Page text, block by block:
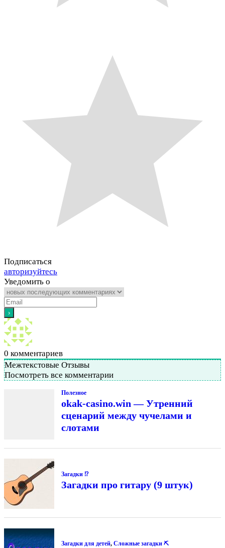
Подписаться
авторизуйтесь
Уведомить о
0 комментариев
Межтекстовые Отзывы
Посмотреть все комментарии
Полезное
okak-casino.win — Утренний
сценарий между чучелами и
слотами
Загадки ⁉
Загадки про гитару (9 штук)
Загадки для детей, Сложные загадки ⛏